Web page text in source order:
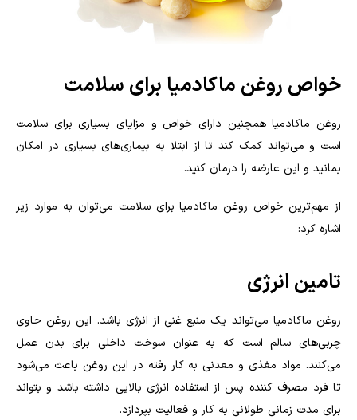
خواص روغن ماکادمیا برای سلامت
روغن ماکادمیا همچنین دارای خواص و مزایای بسیاری برای سلامت
است و می‌تواند کمک کند تا از ابتلا به بیماری‌های بسیاری در امکان
بمانید و این عارضه را درمان کنید.
از مهم‌ترین خواص روغن ماکادمیا برای سلامت می‌توان به موارد زیر
اشاره کرد:
تامین انرژی
روغن ماکادمیا می‌تواند یک منبع غنی از انرژی باشد. این روغن حاوی
چربی‌های سالم است که به عنوان سوخت داخلی برای بدن عمل
می‌کنند. مواد مغذی و معدنی به کار رفته در این روغن باعث می‌شود
تا فرد مصرف کننده پس از استفاده انرژی بالایی داشته باشد و بتواند
برای مدت زمانی طولانی به کار و فعالیت بپردازد.